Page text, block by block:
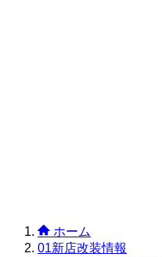
ホーム
01新店改装情報